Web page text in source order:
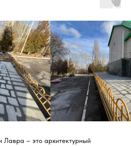
– это архитектурный